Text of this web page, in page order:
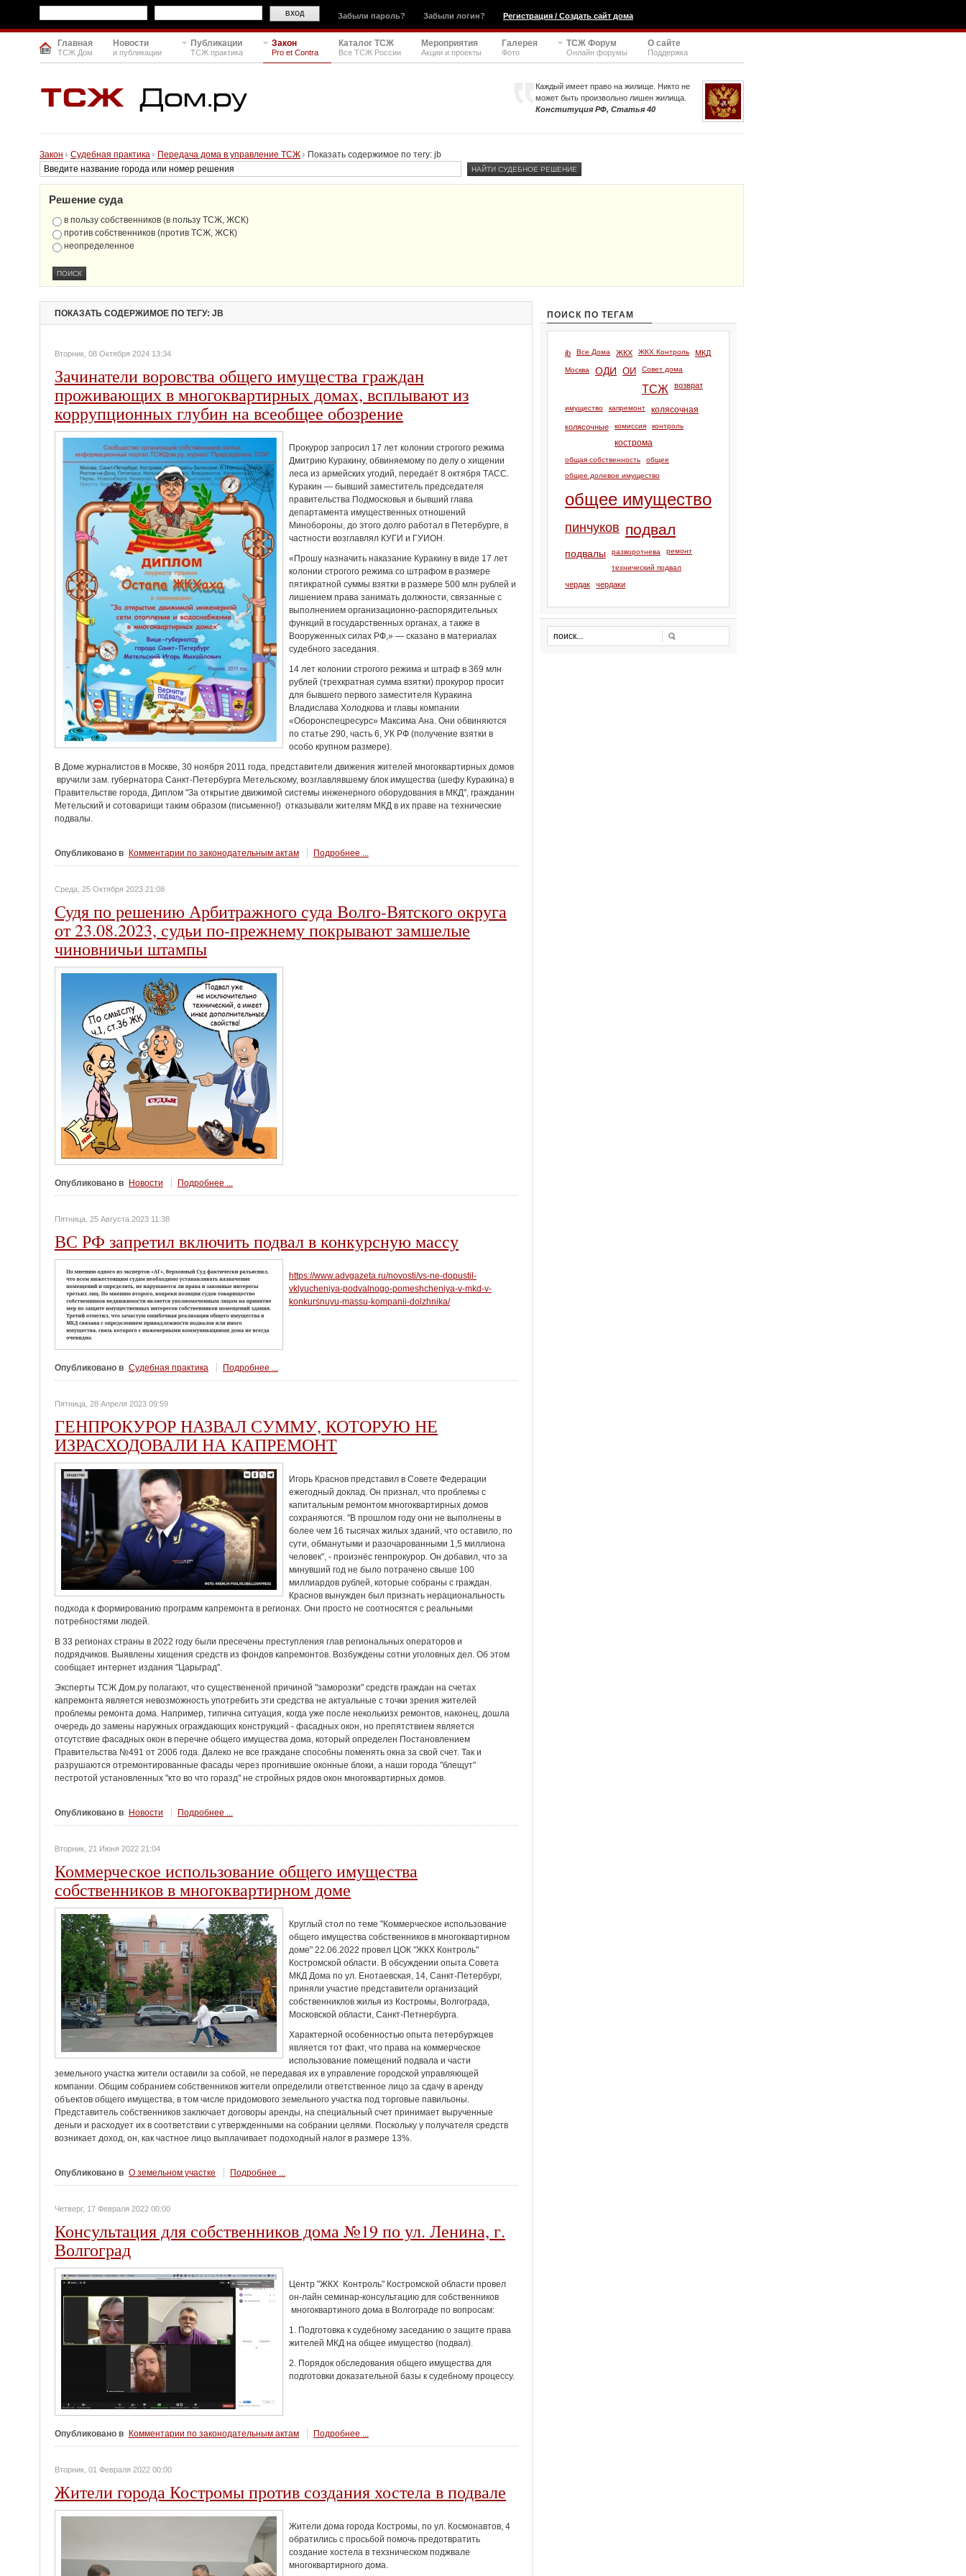
Забыли пароль? Забыли логин? Регистрация / Создать сайт дома
Главная
ТСЖ Дом
Новости
и публикации
Публикации
ТСЖ практика
Закон
Pro et Contra
Каталог ТСЖ
Все ТСЖ России
Мероприятия
Акции и проекты
Галерея
Фото
ТСЖ Форум
Онлайн форумы
О сайте
Поддержка
Каждый имеет право на жилище. Никто не
может быть произвольно лишен жилища.
Конституция РФ, Статья 40
Закон Судебная практика Передача дома в управление ТСЖ Показать содержимое по тегу: jb
Решение суда
в пользу собственников (в пользу ТСЖ, ЖСК)
против собственников (против ТСЖ, ЖСК)
неопределенное
ПОКАЗАТЬ СОДЕРЖИМОЕ ПО ТЕГУ: JB
Вторник, 08 Октября 2024 13:34
Зачинатели воровства общего имущества граждан
проживающих в многоквартирных домах, всплывают из
коррупционных глубин на всеобщее обозрение
Прокурор запросил 17 лет колонии строгого режима
Дмитрию Куракину, обвиняемому по делу о хищении
леса из армейских угодий, передаёт 8 октября ТАСС.
Куракин — бывший заместитель председателя
правительства Подмосковья и бывший глава
департамента имущественных отношений
Минобороны, до этого долго работал в Петербурге, в
частности возглавлял КУГИ и ГУИОН.
«Прошу назначить наказание Куракину в виде 17 лет
колонии строгого режима со штрафом в размере
пятикратной суммы взятки в размере 500 млн рублей и
лишением права занимать должности, связанные с
выполнением организационно-распорядительных
функций в государственных органах, а также в
Вооруженных силах РФ,» — сказано в материалах
судебного заседания.
14 лет колонии строгого режима и штраф в 369 млн
рублей (трехкратная сумма взятки) прокурор просит
для бывшего первого заместителя Куракина
Владислава Холодкова и главы компании
«Оборонспецресурс» Максима Ана. Они обвиняются
по статье 290, часть 6, УК РФ (получение взятки в
особо крупном размере).
В Доме журналистов в Москве, 30 ноября 2011 года, представители движения жителей многоквартирных домов
вручили зам. губернатора Санкт-Петербурга Метельскому, возглавлявшему блок имущества (шефу Куракина) в
Правительстве города, Диплом "За открытие движимой системы инженерного оборудования в МКД", гражданин
Метельский и сотоварищи таким образом (письменно!) отказывали жителям МКД в их праве на технические
подвалы.
Опубликовано в Комментарии по законодательным актам Подробнее ...
Среда, 25 Октября 2023 21:08
Судя по решению Арбитражного суда Волго-Вятского округа
от 23.08.2023, судьи по-прежнему покрывают замшелые
чиновничьи штампы
Опубликовано в Новости Подробнее ...
Пятница, 25 Августа 2023 11:38
ВС РФ запретил включить подвал в конкурсную массу
https://www.advgazeta.ru/novosti/vs-ne-dopustil-
vklyucheniya-podvalnogo-pomeshcheniya-v-mkd-v-
konkursnuyu-massu-kompanii-dolzhnika/
Опубликовано в Судебная практика Подробнее ...
Пятница, 28 Апреля 2023 09:59
ГЕНПРОКУРОР НАЗВАЛ СУММУ, КОТОРУЮ НЕ
ИЗРАСХОДОВАЛИ НА КАПРЕМОНТ
Игорь Краснов представил в Совете Федерации
ежегодный доклад. Он признал, что проблемы с
капитальным ремонтом многоквартирных домов
сохраняются. "В прошлом году они не выполнены в
более чем 16 тысячах жилых зданий, что оставило, по
сути, обманутыми и разочарованными 1,5 миллиона
человек", - произнёс генпрокурор. Он добавил, что за
минувший год не было потрачено свыше 100
миллиардов рублей, которые собраны с граждан.
Краснов вынужден был признать нерациональность
подхода к формированию программ капремонта в регионах. Они просто не соотносятся с реальными
потребностями людей.
В 33 регионах страны в 2022 году были пресечены преступления глав региональных операторов и
подрядчиков. Выявлены хищения средств из фондов капремонтов. Возбуждены сотни уголовных дел. Об этом
сообщает интернет издания "Царьград".
Эксперты ТСЖ Дом.ру полагают, что существененой причиной "заморозки" средств граждан на счетах
капремонта является невозможность употребить эти средства не актуальные с точки зрения жителей
проблемы ремонта дома. Например, типична ситуация, когда уже после неколькизх ремонтов, наконец, дошла
очередь до замены наружных ограждающих конструкций - фасадных окон, но препятствием является
отсутствие фасадных окон в перечне общего имущества дома, который определен Постановлением
Правительства №491 от 2006 года. Далеко не все граждане способны поменять окна за свой счет. Так и
разрушаются отремонтированные фасады через прогнившие оконные блоки, а наши города "блещут"
пестротой установленных "кто во что горазд" не стройных рядов окон многоквартирных домов.
Опубликовано в Новости Подробнее ...
Вторник, 21 Июня 2022 21:04
Коммерческое использование общего имущества
собственников в многоквартирном доме
Круглый стол по теме "Коммерческое использование
общего имущества собственников в многоквартирном
доме" 22.06.2022 провел ЦОК "ЖКХ Контроль"
Костромской области. В обсуждении опыта Совета
МКД Дома по ул. Енотаевская, 14, Санкт-Петербург,
приняли участие представители организаций
собственниклов жилья из Костромы, Волгограда,
Московской области, Санкт-Петнербурга.
Характерной особенностью опыта петербуржцев
является тот факт, что права на коммерческое
использование помещений подвала и части
земельного участка жители оставили за собой, не передавая их в управление городской управляющей
компании. Общим собранием собственников жители определили ответственное лицо за сдачу в аренду
объектов общего имущества, в том числе придомового земельного участка под торговые павильоны.
Представитель собственников заключает договоры аренды, на специальный счет принимает вырученные
деньги и расходует их в соответствии с утвержденными на собрании целями. Поскольку у получателя средств
возникает доход, он, как частное лицо выплачивает подоходный налог в размере 13%.
Опубликовано в О земельном участке Подробнее ...
Четверг, 17 Февраля 2022 00:00
Консультация для собственников дома №19 по ул. Ленина, г.
Волгоград
Центр "ЖКХ Контроль" Костромской области провел
он-лайн семинар-консультацию для собственников
многоквартиного дома в Волгограде по вопросам:
1. Подготовка к судебному заседанию о защите права
жителей МКД на общее имущество (подвал).
2. Порядок обследования общего имущества для
подготовки доказательной базы к судебному процессу.
Опубликовано в Комментарии по законодательным актам Подробнее ...
Вторник, 01 Февраля 2022 00:00
Жители города Костромы против создания хостела в подвале
Жители дома города Костромы, по ул. Космонавтов, 4
обратились с просьбой помочь предотвратить
создание хостела в техзническом поджвале
многоквартирного дома.
ПОИСК ПО ТЕГАМ
jb Все Дома ЖКХ ЖКХ Контроль МКД
Москва ОДИ ОИ Совет дома
ТСЖ возврат
имущество капремонт колясочная
колясочные комиссия контроль
кострома
общая собственность
общее
общее долевое имущество
общее имущество
пинчуков подвал
подвалы разворотнева ремонт
технический подвал
чердак чердаки